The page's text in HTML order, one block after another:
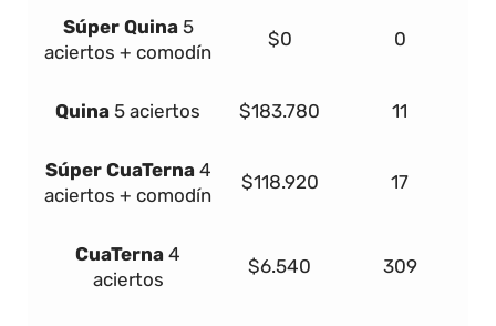
Súper Quina 5
aciertos + comodín
$0 0
Quina 5 aciertos $183.780 11
Súper CuaTerna 4
aciertos + comodín
$118.920 17
CuaTerna 4
aciertos
$6.540 309